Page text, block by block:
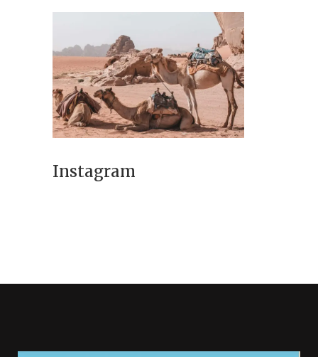
Instagram